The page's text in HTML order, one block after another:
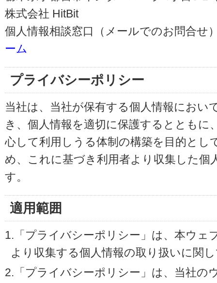
株式会社 HitBit
個人情報相談窓口（メールでのお問合せ
ーム
プライバシーポリシー
当社は、当社が保有する個人情報におい
き、個人情報を適切に保護するとともに
心して利用しうる体制の構築を目的とし
め、これに基づき利用者より収集した個
す。
適用範囲
1.「プライバシーポリシー」は、本ウェ
より収集する個人情報の取り扱いに関
2.「プライバシーポリシー」は、当社の